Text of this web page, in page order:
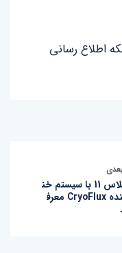
اطلاع رسانی
وان پلاس 11 با سیستم خن
ک‌ کننده CryoFlux معرف